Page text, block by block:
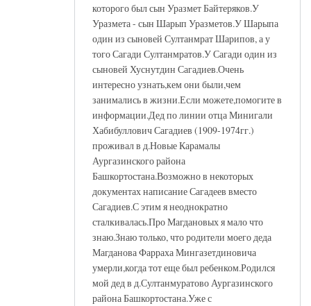
которого был сын Уразмет Байтеряков.У
Уразмета - сын Шарып Уразметов.У Шарыпа
один из сыновей Султанмрат Шарипов, а у
того Сагади Султанмратов.У Сагади один из
сыновей Хуснутдин Сагадиев.Очень
интересно узнать,кем они были,чем
занимались в жизни.Если можете,помогите в
информации.Дед по линии отца Минигали
Хабибуллович Сагадиев (1909-1974гг.)
проживал в д.Новые Карамалы
Аургазинского района
Башкортостана.Возможно в некоторых
документах написание Сагадеев вместо
Сагадиев.С этим я неоднократно
сталкивалась.Про Магдановых я мало что
знаю.Знаю только, что родители моего деда
Магданова Фарраха Мингазетдиновича
умерли,когда тот еще был ребенком.Родился
мой дед в д.Султанмуратово Аургазинского
района Башкортостана.Уже с